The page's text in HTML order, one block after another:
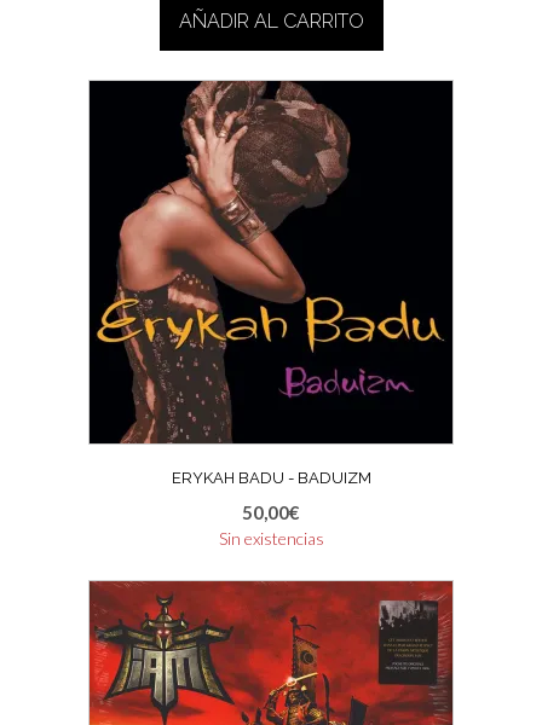
AÑADIR AL CARRITO
ERYKAH BADU ‎- BADUIZM
50,00€
Sin existencias